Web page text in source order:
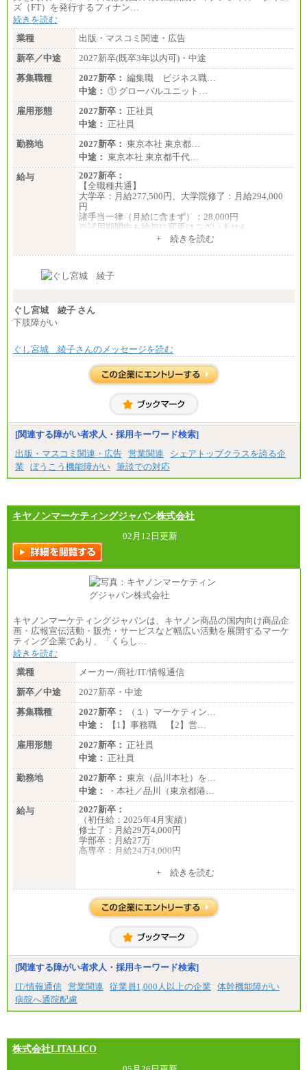
ズ（FT）を発行するフィナン…
続きを読む
業種
出版・マスコミ関連・広告
新卒／中途
2027新卒(既卒3年以内可)・中途
募集職種
2027新卒： 編集職 ビジネス職…
中途： ① グローバルユニット…
雇用形態
2027新卒： 正社員
中途： 正社員
勤務地
2027新卒： 東京本社 東京都…
中途： 東京本社 東京都千代…
給与
2027新卒：
【全職種共通】
大学卒：月給277,500円、大学院修了：月給294,000
円
諸手当一律（月給に含まず）：28,000円
※試用期間中も給与に変更はございません
月給370,000円～
ます。
の各種手当を含む金額です）
+ 続きを読む
ぐし宮城 綾子 さん
下肢障がい
ぐし宮城 綾子さんのメッセージを読む
[関連する障がい者求人・採用キーワード検索]
出版・マスコミ関連・広告 営業関連
シェアトップクラスを誇る企
業
ぼうこう機能障がい 筆談での対応
キヤノンマーケティングジャパン株式会社
02月12日更新
キヤノンマーケティングジャパンは、キヤノン商品の国内向け商品企
画・広報宣伝活動・販売・サービスなど幅広い活動を展開するマーケ
ティング企業であり、「くらし…
続きを読む
業種
メーカー/商社/IT/情報通信
新卒／中途
2027新卒・中途
募集職種
2027新卒：
（１）マーケティン…
中途：
【1】事務職 【2】営…
雇用形態
2027新卒： 正社員
中途： 正社員
勤務地
2027新卒： 東京（品川本社）を…
中途：
・本社／品川（東京都港…
給与
2027新卒：
（初任給：2025年4月実績）
修士了：月給29万4,000円
学部卒：月給27万
高専卒：月給24万4,000円
月給 250,000円～350,000円
想定年収 420万円～600万円
入社時の処遇（基本給・賞与）は経験・スキルを考
経験・スキルによっては、記載額を超える場合もあ
※試用期間中も給与に変更はございません。
+ 続きを読む
[関連する障がい者求人・採用キーワード検索]
IT/情報通信 営業関連 従業員1,000人以上の企業
体幹機能障がい
病院へ通院配慮
株式会社LITALICO